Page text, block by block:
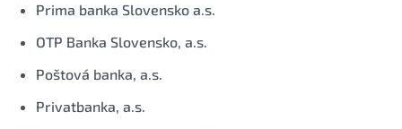
Prima banka Slovensko a.s.
OTP Banka Slovensko, a.s.
Poštová banka, a.s.
Privatbanka, a.s.